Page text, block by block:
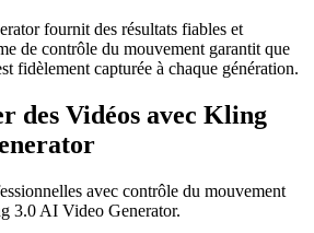
fournit des résultats fiables et
de contrôle du mouvement garantit que
fidèlement capturée à chaque génération.
des Vidéos avec Kling
avec contrôle du mouvement
3.0 AI Video Generator.